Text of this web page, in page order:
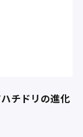
チドリの進化